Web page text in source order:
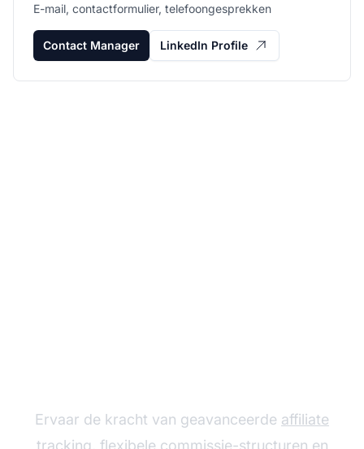
E-mail, contactformulier, telefoongesprekken
Contact Manager LinkedIn Profile
Ervaar de kracht van geavanceerde affiliate
tracking, flexibele commissie-structuren en